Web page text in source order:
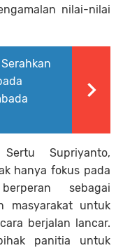
nilai-nilai
Supriyanto,
hanya fokus pada
sebagai
masyarakat untuk
berjalan lancar.
panitia untuk